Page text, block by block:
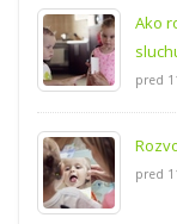
Ako
pred
pred